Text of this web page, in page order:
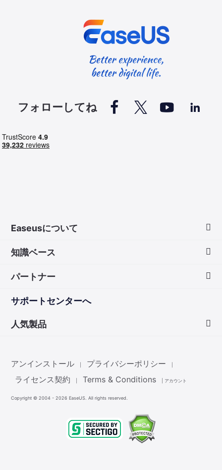
フォローしてね    
Easeusについて
お問い合わせ
知識ベース
Mac アプリ ストア
パートナー
サポートセンターへ
人気製品
Partition Master
Todo PCTrans
アンインストール プライバシーポリシー
ライセンス契約 Terms & Conditions アカウント
Copyright © 2004 - 2026 EaseUS. All rights reserved.